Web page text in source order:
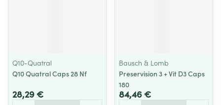
Q10-Quatral
Q10 Quatral Caps 28 Nf
28,29 €
Bausch & Lomb
Preservision 3 + Vit D3 Caps
180
84,46 €